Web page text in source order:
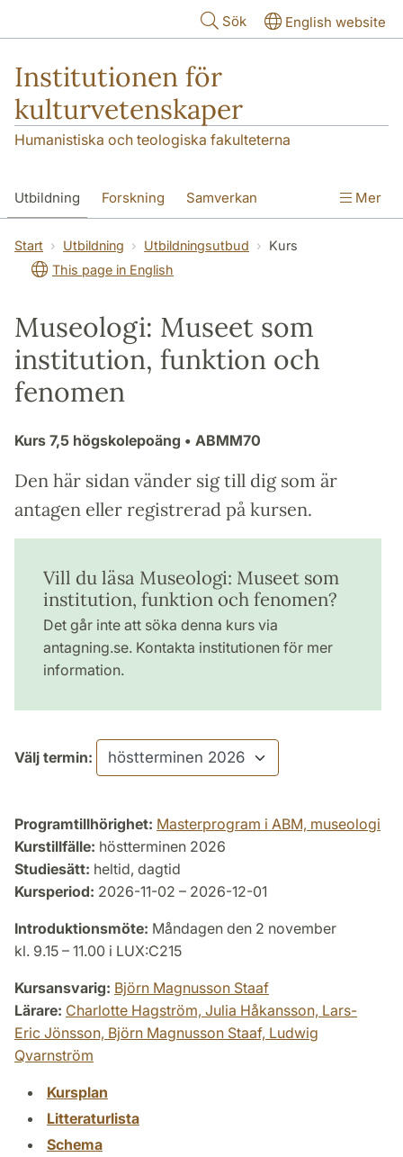
Sök English website
Institutionen för
kulturvetenskaper
Humanistiska och teologiska fakulteterna
Utbildning Forskning Samverkan
Om institutionen Kontakt
Mer
Start Utbildning Utbildningsutbud
Kurs
This page in English
Museologi: Museet som
institution, funktion och
fenomen
Kurs 7,5 högskolepoäng • ABMM70
Den här sidan vänder sig till dig som är
antagen eller registrerad på kursen.
Vill du läsa Museologi: Museet som
institution, funktion och fenomen?
Det går inte att söka denna kurs via
antagning.se. Kontakta institutionen för mer
information.
Välj termin:
Programtillhörighet: Masterprogram i ABM, museologi
Kurstillfälle: höstterminen 2026
Studiesätt: heltid, dagtid
Kursperiod: 2026-11-02 – 2026-12-01
Introduktionsmöte: Måndagen den 2 november
kl. 9.15 – 11.00 i LUX:C215
Kursansvarig: Björn Magnusson Staaf
Lärare: Charlotte Hagström, Julia Håkansson, Lars-
Eric Jönsson, Björn Magnusson Staaf, Ludwig
Qvarnström
Kursplan
Litteraturlista
Schema